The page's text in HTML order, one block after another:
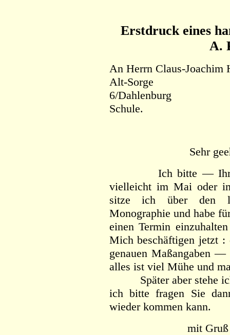
Erstdruck eines
A.
An Herrn Claus-Joachim
Alt-Sorge
6/Dahlenburg
Schule.
Sehr
Ich bitte — Ihren
vielleicht im Mai oder
sitze ich über den
Monographie und habe
einen Termin
Mich beschäftigen jetzt
genauen Maßangaben
alles ist viel Mühe und
Später aber stehe ich
ich bitte fragen Sie
wieder kommen kann.
mit